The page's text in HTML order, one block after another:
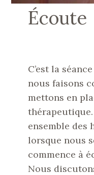
Écoute
C’est la
nous faisons
mettons en
ensemble des
lorsque nous
commence à
Nous